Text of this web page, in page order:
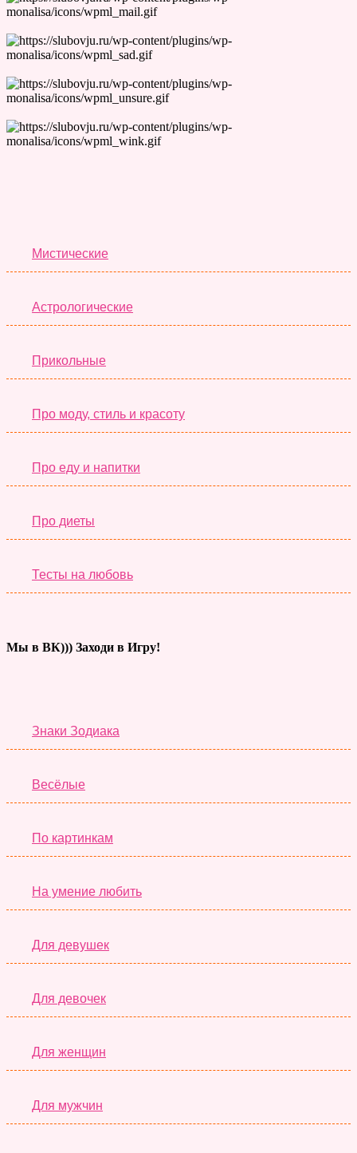
Мистические
Астрологические
Прикольные
Про моду, стиль и красоту
Про еду и напитки
Про диеты
Тесты на любовь
Мы в ВК))) Заходи в Игру!
Знаки Зодиака
Весёлые
По картинкам
На умение любить
Для девушек
Для девочек
Для женщин
Для мужчин